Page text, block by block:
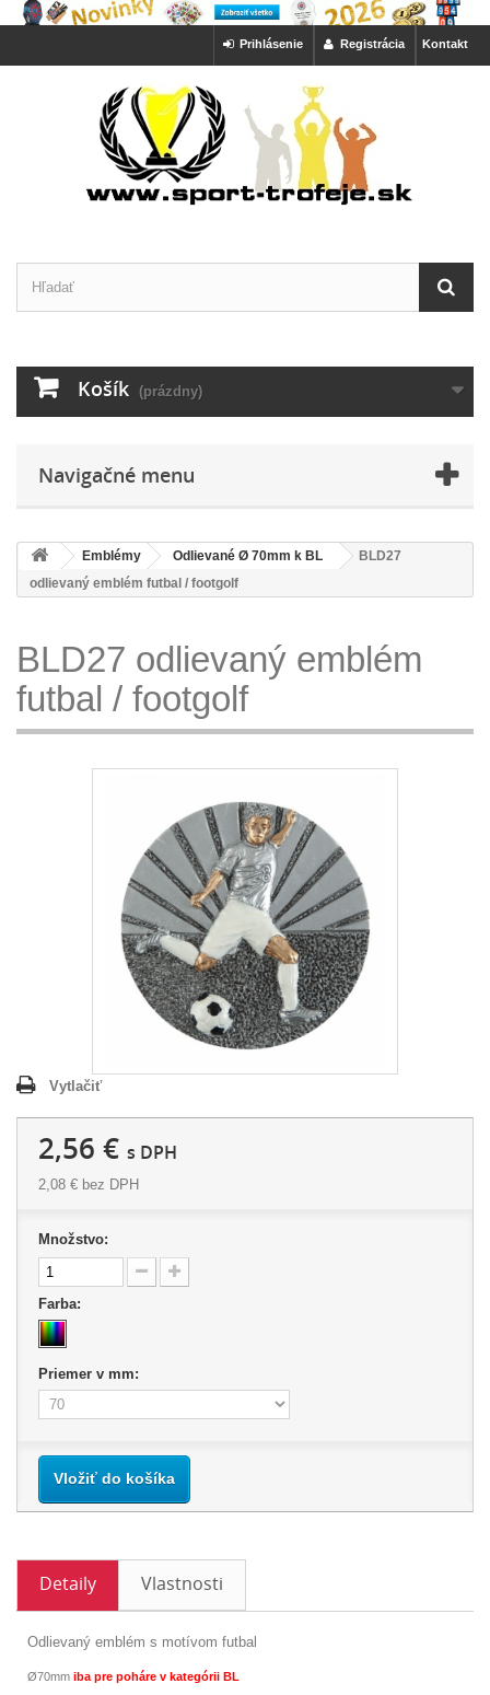
Kontakt
Registrácia
Prihlásenie
Košík (prázdny)
Navigačné menu
Emblémy Odlievané Ø 70mm k BL
BLD27
odlievaný emblém futbal / footgolf
BLD27 odlievaný emblém
futbal / footgolf
Vytlačiť
2,56 € s DPH
2,08 € bez DPH
Množstvo:
Farba:
Priemer v mm:
Vložiť do košíka
Detaily Vlastnosti
Odlievaný emblém s motívom futbal
Ø70mm iba pre poháre v kategórii BL